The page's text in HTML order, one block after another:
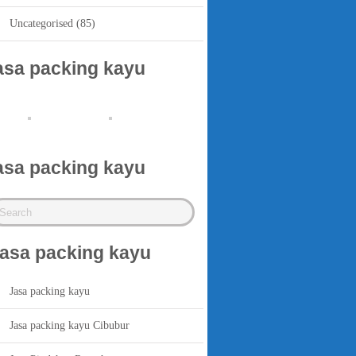
Uncategorised (85)
packing kayu
packing kayu
packing kayu
Jasa packing kayu
Jasa packing kayu Cibubur